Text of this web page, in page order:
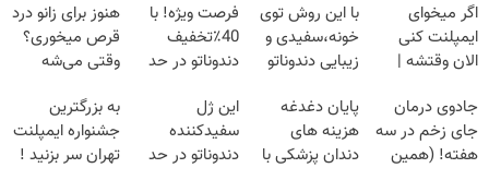
اگر میخوای
ایمپلنت کنی
الان وقتشه |
میلیون تومان!!!
با این روش توی
خونه،سفیدی و
زیبایی دندوناتو
(40%off)
فرصت ویژه! با
40٪تخفیف
دندوناتو در حد
کن
هنوز برای زانو درد
قرص میخوری؟
وقتی می‌شه
درمانش کرد؟؟؟؟
جادوی درمان
جای زخم در سه
هفته! (همین
پایان دغدغه
هزینه های
دندان پزشکی با
این ژل
سفیدکننده
دندوناتو در حد
به بزرگترین
جشنواره ایمپلنت
تهران سر بزنید !